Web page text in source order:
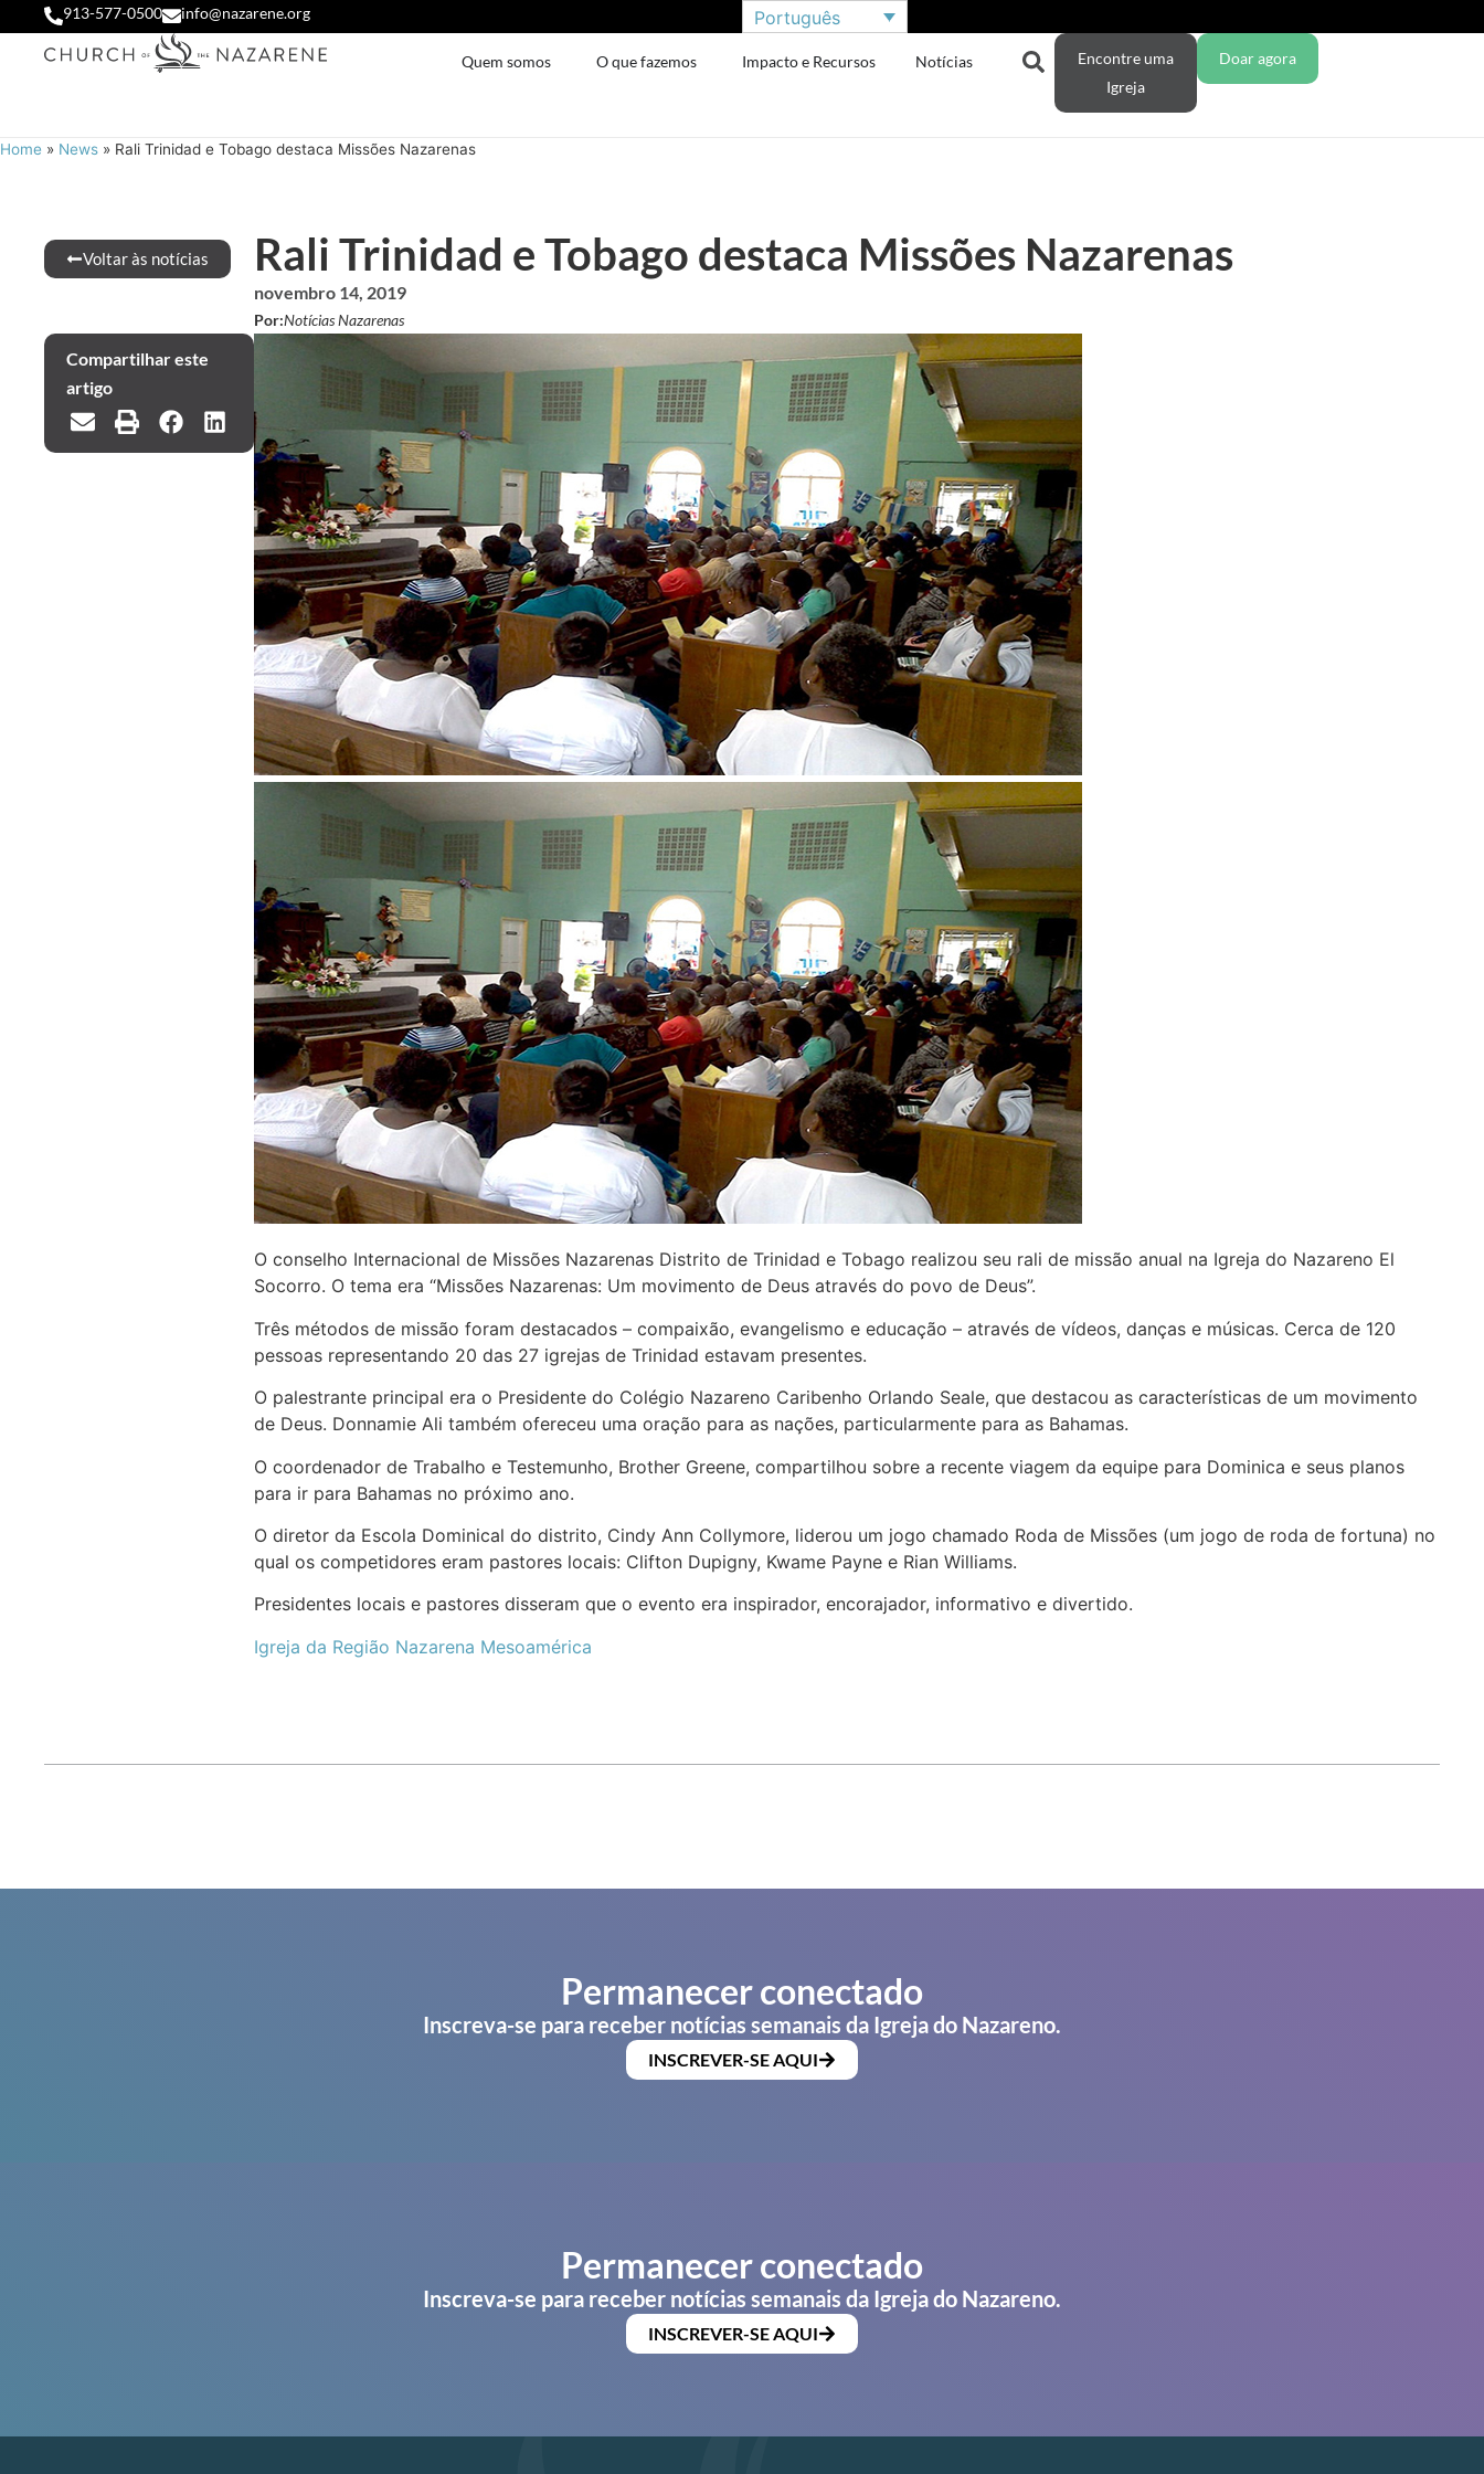
913-577-0500 info@nazarene.org Português
Quem somos O que fazemos Impacto e Recursos Notícias
Encontre uma
Igreja
Doar agora
Home » News » Rali Trinidad e Tobago destaca Missões Nazarenas
Voltar às notícias Rali Trinidad e Tobago destaca Missões Nazarenas
novembro 14, 2019
Por:Notícias Nazarenas
Compartilhar este
artigo
O conselho Internacional de Missões Nazarenas Distrito de Trinidad e Tobago realizou seu rali de missão anual na Igreja do Nazareno El
Socorro. O tema era “Missões Nazarenas: Um movimento de Deus através do povo de Deus”.
Três métodos de missão foram destacados – compaixão, evangelismo e educação – através de vídeos, danças e músicas. Cerca de 120
pessoas representando 20 das 27 igrejas de Trinidad estavam presentes.
O palestrante principal era o Presidente do Colégio Nazareno Caribenho Orlando Seale, que destacou as características de um movimento
de Deus. Donnamie Ali também ofereceu uma oração para as nações, particularmente para as Bahamas.
O coordenador de Trabalho e Testemunho, Brother Greene, compartilhou sobre a recente viagem da equipe para Dominica e seus planos
para ir para Bahamas no próximo ano.
O diretor da Escola Dominical do distrito, Cindy Ann Collymore, liderou um jogo chamado Roda de Missões (um jogo de roda de fortuna) no
qual os competidores eram pastores locais: Clifton Dupigny, Kwame Payne e Rian Williams.
Presidentes locais e pastores disseram que o evento era inspirador, encorajador, informativo e divertido.
Igreja da Região Nazarena Mesoamérica
Permanecer conectado
Inscreva-se para receber notícias semanais da Igreja do Nazareno.
INSCREVER-SE AQUI
Permanecer conectado
Inscreva-se para receber notícias semanais da Igreja do Nazareno.
INSCREVER-SE AQUI